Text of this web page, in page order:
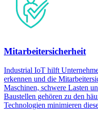
Mitarbeitersicherheit
Industrial IoT hilft
erkennen und die
Maschinen, schwere Lasten
Baustellen gehören zu den
Technologien minimieren